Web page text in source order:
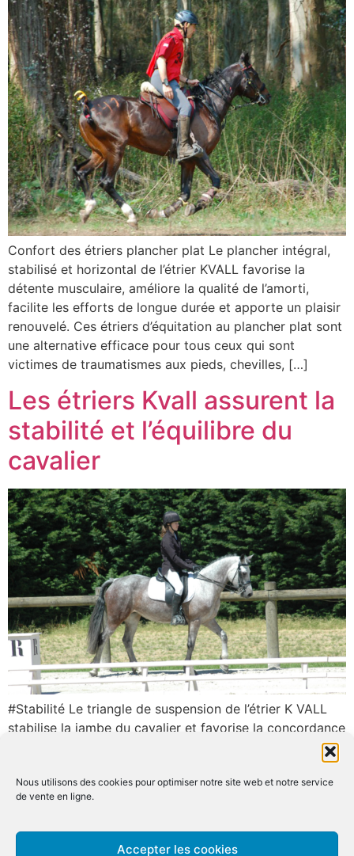
Nous utilisons des cookies pour optimiser notre site web et notre service
de vente en ligne.
Accepter les cookies
Confort des étriers plancher plat Le plancher intégral,
stabilisé et horizontal de l’étrier KVALL favorise la
détente musculaire, améliore la qualité de l’amorti,
facilite les efforts de longue durée et apporte un plaisir
renouvelé. Ces étriers d’équitation au plancher plat sont
une alternative efficace pour tous ceux qui sont
victimes de traumatismes aux pieds, chevilles, […]
Les étriers Kvall assurent la
stabilité et l’équilibre du
cavalier
#Stabilité Le triangle de suspension de l’étrier K VALL
stabilise la jambe du cavalier et favorise la concordance
Nous savons que la forme la plus stable, d’un point de
vue mécanique, est le triangle. Le poids du corps du
cavalier qui arrive verticalement sur le […]
À propos Contact